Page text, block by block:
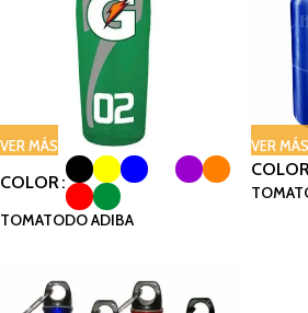
VER MÁS
COLOR
TOMATODO ADIBA
VER MÁS
COLOR